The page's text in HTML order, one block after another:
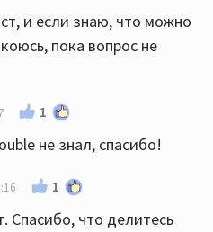
и если знаю, что можно
пока вопрос не
1
не знал, спасибо!
1
Спасибо, что делитесь